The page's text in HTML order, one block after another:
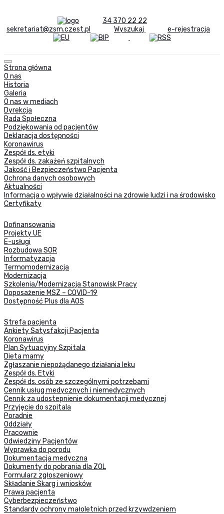
34 370 22 22
sekretariat@zsm.czest.pl
Wyszukaj e-rejestracja
Strona główna
O nas
Historia
Galeria
O nas w mediach
Dyrekcja
Rada Społeczna
Podziękowania od pacjentów
Deklaracja dostępności
Koronawirus
Zespół ds. etyki
Zespół ds. zakażeń szpitalnych
Jakość i Bezpieczeństwo Pacjenta
Ochrona danych osobowych
Aktualności
Informacja o wpływie działalności na zdrowie ludzi i na środowisko
Certyfikaty
Dofinansowania
Projekty UE
E-usługi
Rozbudowa SOR
Informatyzacja
Termomodernizacja
Modernizacja
Szkolenia/Modernizacja Stanowisk Pracy
Doposażenie MSZ – COVID-19
Dostępność Plus dla AOS
Strefa pacjenta
Ankiety Satysfakcji Pacjenta
Koronawirus
Plan Sytuacyjny Szpitala
Dieta mamy
Zgłaszanie niepożądanego działania leku
Zespół ds. Etyki
Zespół ds. osób ze szczególnymi potrzebami
Cennik usług medycznych i niemedycznych
Cennik za udostepnienie dokumentacji medycznej
Przyjęcie do szpitala
Poradnie
Oddziały
Pracownie
Odwiedziny Pacjentów
Wyprawka do porodu
Dokumentacja medyczna
Dokumenty do pobrania dla ZOL
Formularz zgłoszeniowy
Składanie Skarg i wniosków
Prawa pacjenta
Cyberbezpieczeństwo
Standardy ochrony małoletnich przed krzywdzeniem